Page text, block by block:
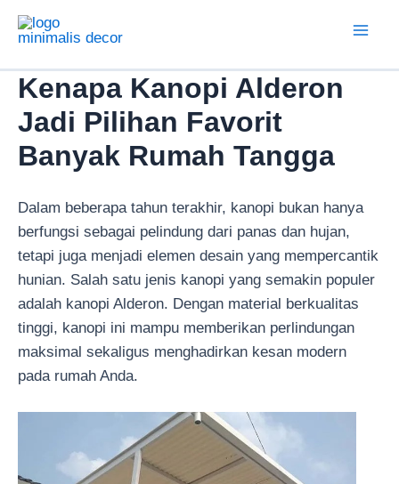
Lewati
Kenapa Kanopi Alderon
Jadi Pilihan Favorit
Banyak Rumah Tangga
Dalam beberapa tahun terakhir, kanopi bukan hanya
berfungsi sebagai pelindung dari panas dan hujan,
tetapi juga menjadi elemen desain yang mempercantik
hunian. Salah satu jenis kanopi yang semakin populer
adalah kanopi Alderon. Dengan material berkualitas
tinggi, kanopi ini mampu memberikan perlindungan
maksimal sekaligus menghadirkan kesan modern
pada rumah Anda.